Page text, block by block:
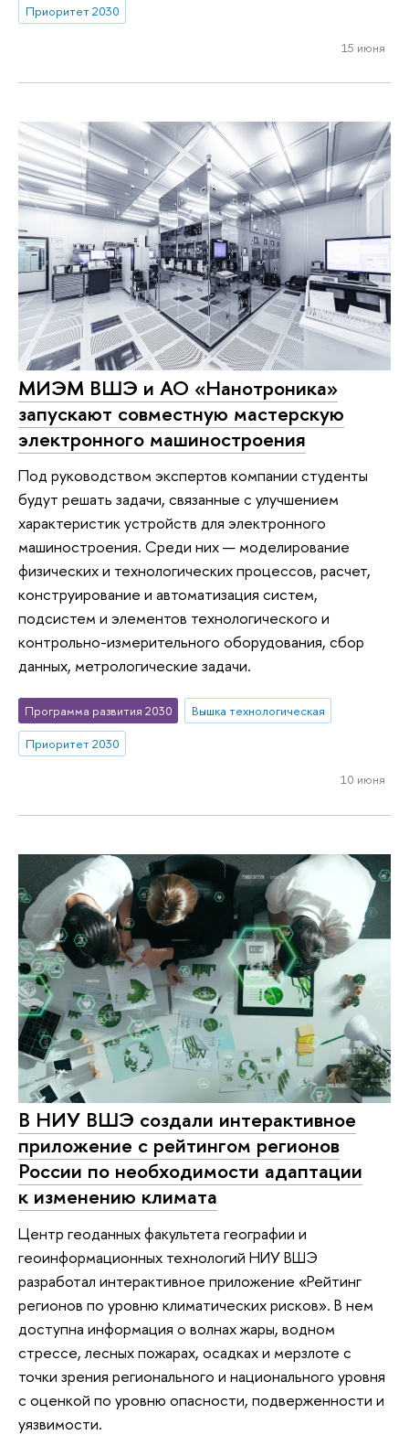
Приоритет 2030
15 июня
МИЭМ ВШЭ и АО «Нанотроника»
запускают совместную мастерскую
электронного машиностроения
Под руководством экспертов компании студенты
будут решать задачи, связанные с улучшением
характеристик устройств для электронного
машиностроения. Среди них — моделирование
физических и технологических процессов, расчет,
конструирование и автоматизация систем,
подсистем и элементов технологического и
контрольно-измерительного оборудования, сбор
данных, метрологические задачи.
Программа развития 2030
Вышка технологическая
Приоритет 2030
10 июня
В НИУ ВШЭ создали интерактивное
приложение с рейтингом регионов
России по необходимости адаптации
к изменению климата
Центр геоданных факультета географии и
геоинформационных технологий НИУ ВШЭ
разработал интерактивное приложение «Рейтинг
регионов по уровню климатических рисков». В нем
доступна информация о волнах жары, водном
стрессе, лесных пожарах, осадках и мерзлоте с
точки зрения регионального и национального уровня
с оценкой по уровню опасности, подверженности и
уязвимости.